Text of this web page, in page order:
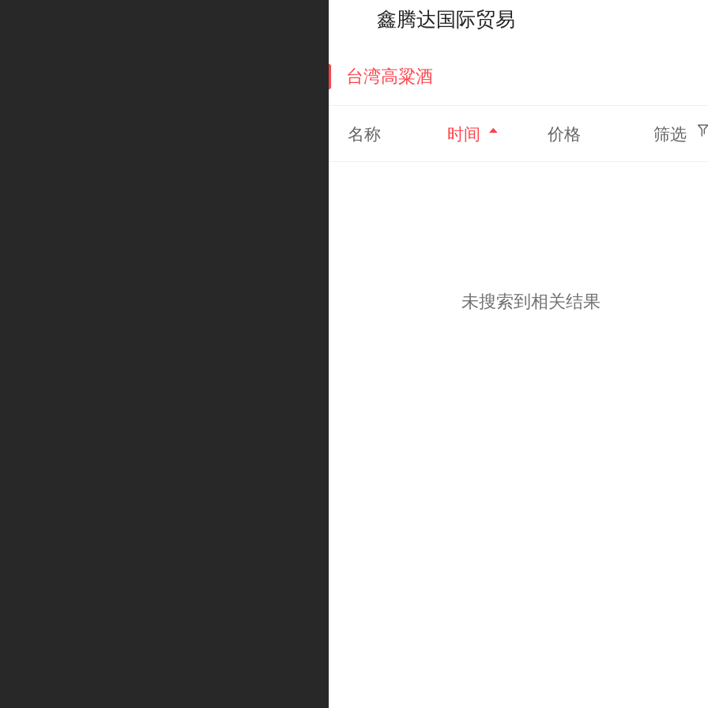
鑫腾达国际贸易
台湾高粱酒
名称 时间 价格 筛选
未搜索到相关结果